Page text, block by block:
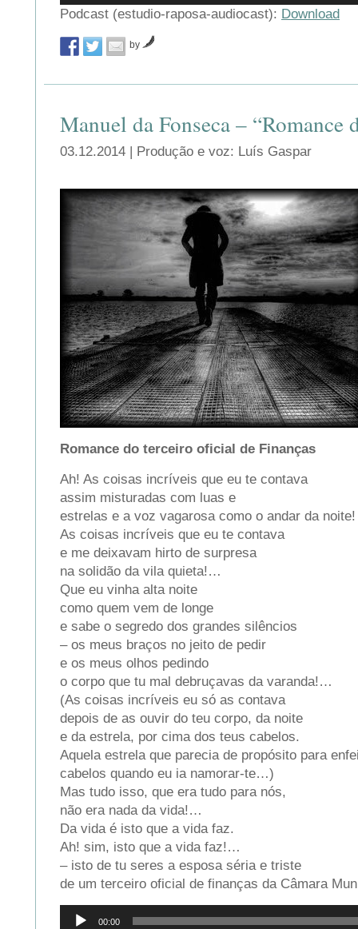
áudio
Podcast (estudio-raposa-audiocast): Download
by
Manuel da Fonseca –
03.12.2014 | Produção e voz: Luís Gaspar
Romance do terceiro oficial de Finanças
Ah! As coisas incríveis que eu te contava
assim misturadas com luas e
estrelas e a voz vagarosa como o andar da noite!
As coisas incríveis que eu te contava
e me deixavam hirto de surpresa
na solidão da vila quieta!…
Que eu vinha alta noite
como quem vem de longe
e sabe o segredo dos grandes silêncios
– os meus braços no jeito de pedir
e os meus olhos pedindo
o corpo que tu mal debruçavas da varanda!…
(As coisas incríveis eu só as contava
depois de as ouvir do teu corpo, da noite
e da estrela, por cima dos teus cabelos.
Aquela estrela que parecia de propósito para
cabelos quando eu ia namorar-te…)
Mas tudo isso, que era tudo para nós,
não era nada da vida!…
Da vida é isto que a vida faz.
Ah! sim, isto que a vida faz!…
– isto de tu seres a esposa séria e triste
de um terceiro oficial de finanças da Câmara
Reprodutor
00:00